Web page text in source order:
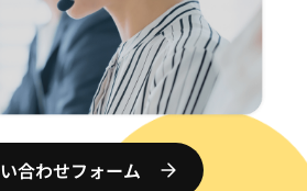
合わせフォーム